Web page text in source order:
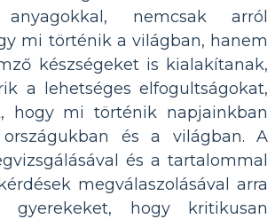
anyagokkal, nemcsak arról
mi történik a világban, hanem
készségeket is kialakítanak,
a lehetséges elfogultságokat,
hogy mi történik napjainkban
országukban és a világban. A
és a tartalommal
megválaszolásával arra
gyerekeket, hogy kritikusan